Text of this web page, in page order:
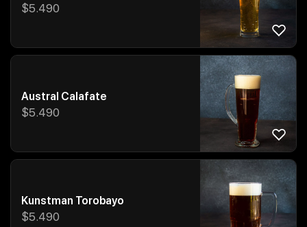
$5.490
Austral Calafate
$5.490
Kunstman Torobayo
$5.490